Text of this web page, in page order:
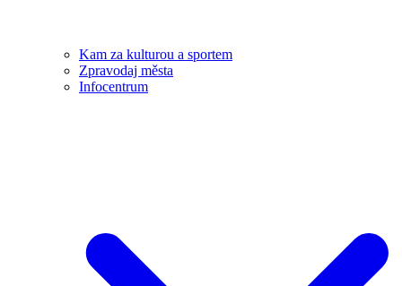
Kam za kulturou a sportem
Zpravodaj města
Infocentrum